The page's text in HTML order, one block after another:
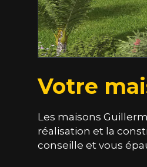
Votre
Les maisons
réalisation et la
conseille et vous